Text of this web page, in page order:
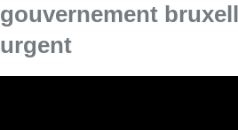
gouvernement
urgent